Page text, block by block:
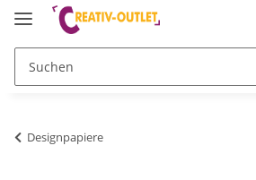
Designpapiere